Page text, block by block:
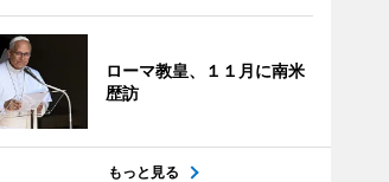
ローマ教皇、１１月に南米
歴訪
もっと見る